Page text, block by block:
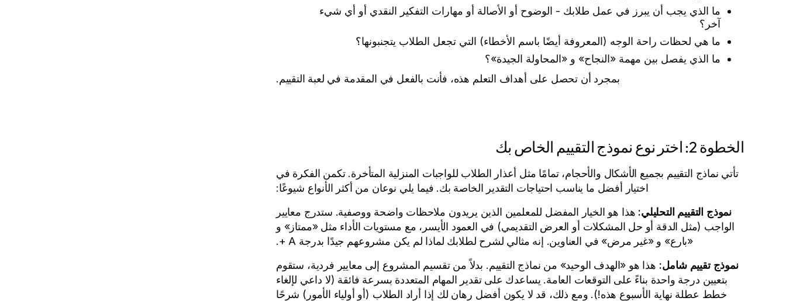
ما الذي يجب أن يبرز في عمل طلابك - الوضوح أو الأصالة أو مهارات التفكير النقدي أو أي شيء
آخر؟
ما هي لحظات راحة الوجه (المعروفة أيضًا باسم الأخطاء) التي تجعل الطلاب يتجنبونها؟
ما الذي يفصل بين مهمة «النجاح» و «المحاولة الجيدة»؟
بمجرد أن تحصل على أهداف التعلم هذه، فأنت بالفعل في المقدمة في لعبة التقييم.
الخطوة 2: اختر نوع نموذج التقييم الخاص بك
تأتي نماذج التقييم بجميع الأشكال والأحجام، تمامًا مثل أعذار الطلاب للواجبات المنزلية المتأخرة. تكمن الفكرة في
اختيار أفضل ما يناسب احتياجات التقدير الخاصة بك. فيما يلي نوعان من أكثر الأنواع شيوعًا:
نموذج التقييم التحليلي: هذا هو الخيار المفضل للمعلمين الذين يريدون ملاحظات واضحة ووصفية. ستدرج معايير
الواجب (مثل الدقة أو حل المشكلات أو العرض التقديمي) في العمود الأيسر، مع مستويات الأداء مثل «ممتاز» و
«بارع» و «غير مرض» في العناوين. إنه مثالي لشرح لطلابك لماذا لم يكن مشروعهم جيدًا بدرجة A +.
نموذج تقييم شامل: هذا هو «الهدف الوحيد» من نماذج التقييم. بدلاً من تقسيم المشروع إلى معايير فردية، ستقوم
بتعيين درجة واحدة بناءً على التوقعات العامة. يساعدك على تقدير المهام المتعددة بسرعة فائقة (لا داعي لإلغاء
خطط عطلة نهاية الأسبوع هذه!). ومع ذلك، قد لا يكون أفضل رهان لك إذا أراد الطلاب (أو أولياء الأمور) شرحًا